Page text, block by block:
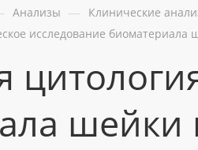
Анализы — Клинические
исследование биоматериала
шейки